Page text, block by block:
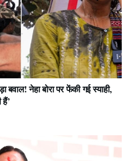
बवाल! नेहा बोरा पर फेंकी गई स्याही,